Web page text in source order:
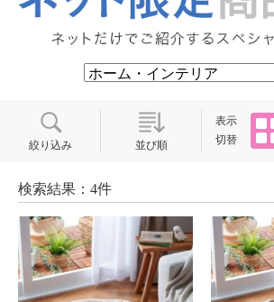
絞り込み 並び順
表示
切替
検索結果：4件